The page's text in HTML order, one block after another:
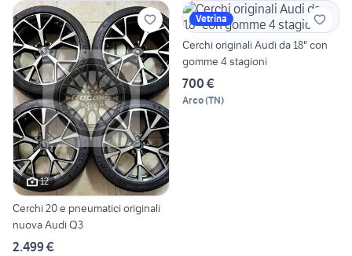
12
Cerchi 20 e pneumatici originali
nuova Audi Q3
2.499 €
Vetrina
Cerchi originali Audi da 18" con
gomme 4 stagioni
700 €
Arco(TN)